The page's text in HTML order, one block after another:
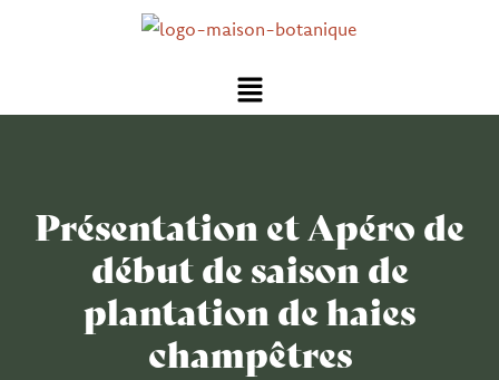
Menu
Présentation et Apéro de
début de saison de
plantation de haies
champêtres